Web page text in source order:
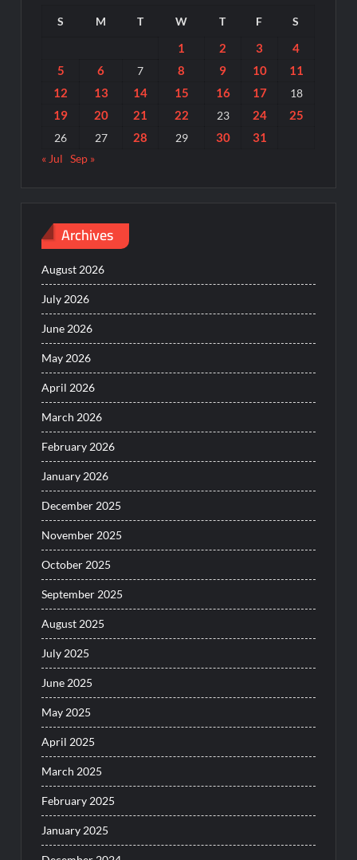
S M T W T F S
1 2 3
4
5
6 7 8 9 10
11
12
13 14 15 16 17 18
19 20 21 22 23 24 25
26 27 28 29 30 31
« Jul Sep »
Archives
August 2026
July 2026
June 2026
May 2026
April 2026
March 2026
February 2026
January 2026
December 2025
November 2025
October 2025
September 2025
August 2025
July 2025
June 2025
May 2025
April 2025
March 2025
February 2025
January 2025